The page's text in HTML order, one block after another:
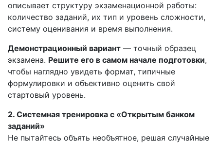
описывает структуру экзаменационной работы:
количество заданий, их тип и уровень сложности,
систему оценивания и время выполнения.
Демонстрационный вариант — точный образец
экзамена. Решите его в самом начале подготовки,
чтобы наглядно увидеть формат, типичные
формулировки и объективно оценить свой
стартовый уровень.
2. Системная тренировка с «Открытым банком
заданий»
Не пытайтесь объять необъятное, решая случайные